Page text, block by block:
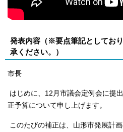
発表内容（※要点筆記としてお
承ください。）
市長
はじめに、12月市議会定例会に提
正予算について申し上げます。
このたびの補正は、山形市発展計